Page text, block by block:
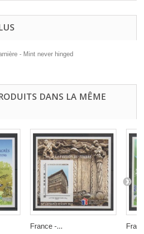
- Mint never hinged
DANS LA MÊME
France -...